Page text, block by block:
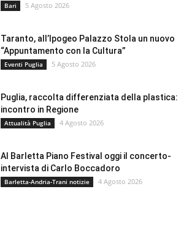
Bari 5 Agosto 2026
Taranto, all’Ipogeo Palazzo Stola un nuovo
“Appuntamento con la Cultura”
Eventi Puglia 5 Agosto 2026
Puglia, raccolta differenziata della plastica:
incontro in Regione
Attualità Puglia 4 Agosto 2026
Al Barletta Piano Festival oggi il concerto-
intervista di Carlo Boccadoro
Barletta-Andria-Trani notizie 4 Agosto 2026